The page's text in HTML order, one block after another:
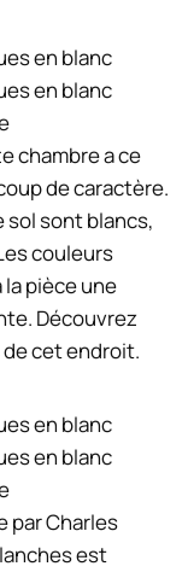
chambre a ce
de caractère.
sol sont blancs,
couleurs
pièce une
Découvrez
cet endroit.
par Charles
est